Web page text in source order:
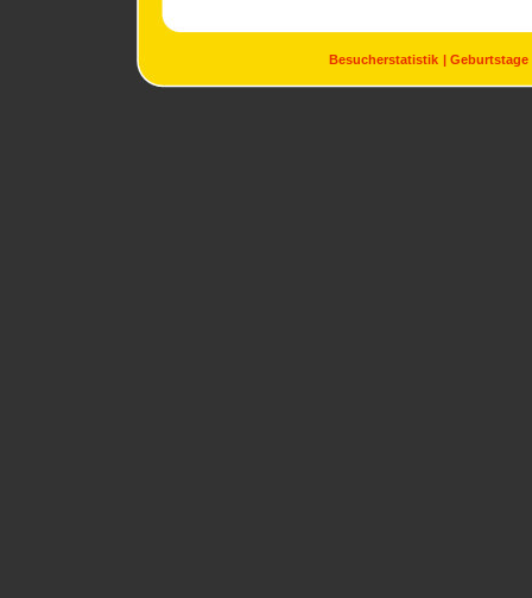
Besucherstatistik Geburtstage